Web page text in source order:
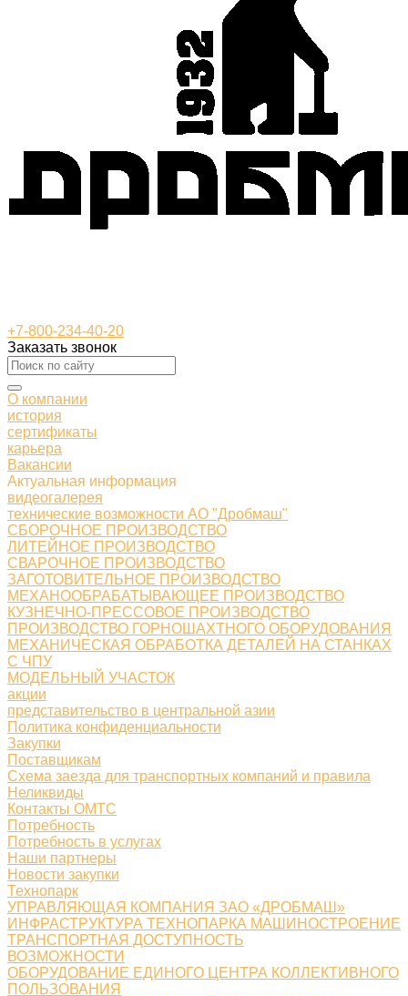
+7-800-234-40-20
Заказать звонок
О компании
история
сертификаты
карьера
Вакансии
Актуальная информация
видеогалерея
технические возможности АО "Дробмаш"
СБОРОЧНОЕ ПРОИЗВОДСТВО
ЛИТЕЙНОЕ ПРОИЗВОДСТВО
СВАРОЧНОЕ ПРОИЗВОДСТВО
ЗАГОТОВИТЕЛЬНОЕ ПРОИЗВОДСТВО
МЕХАНООБРАБАТЫВАЮЩЕЕ ПРОИЗВОДСТВО
КУЗНЕЧНО-ПРЕССОВОЕ ПРОИЗВОДСТВО
ПРОИЗВОДСТВО ГОРНОШАХТНОГО ОБОРУДОВАНИЯ
МЕХАНИЧЕСКАЯ ОБРАБОТКА ДЕТАЛЕЙ НА СТАНКАХ
С ЧПУ
МОДЕЛЬНЫЙ УЧАСТОК
акции
представительство в центральной азии
Политика конфиденциальности
Закупки
Поставщикам
Схема заезда для транспортных компаний и правила
Неликвиды
Контакты ОМТС
Потребность
Потребность в услугах
Наши партнеры
Новости закупки
Технопарк
УПРАВЛЯЮЩАЯ КОМПАНИЯ ЗАО «ДРОБМАШ»
ИНФРАСТРУКТУРА ТЕХНОПАРКА МАШИНОСТРОЕНИЕ
ТРАНСПОРТНАЯ ДОСТУПНОСТЬ
ВОЗМОЖНОСТИ
ОБОРУДОВАНИЕ ЕДИНОГО ЦЕНТРА КОЛЛЕКТИВНОГО
ПОЛЬЗОВАНИЯ